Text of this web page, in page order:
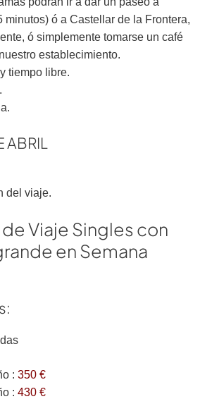
minutos) ó a Castellar de la Frontera,
ó simplemente tomarse un café
establecimiento.
tiempo libre.
ABRIL
del viaje.
Viaje Singles con
en Semana
: 350 €
: 430 €